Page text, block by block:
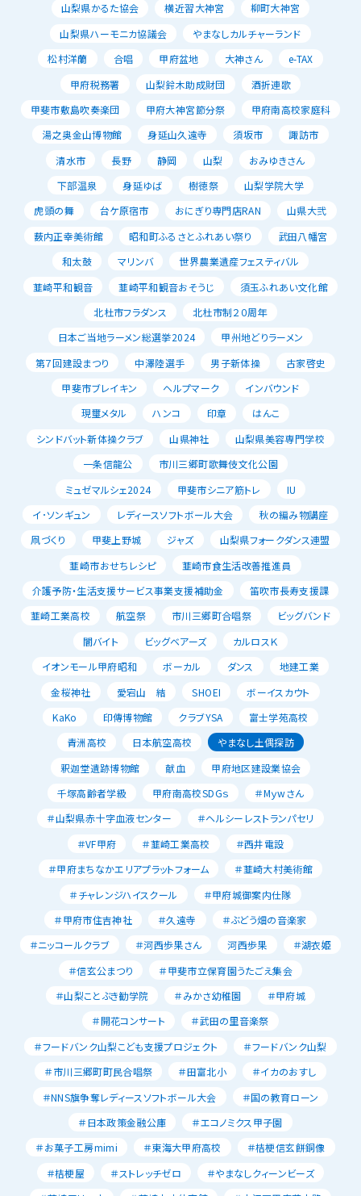
山梨県かるた協会
横近習大神宮
柳町大神宮
山梨県ハーモニカ協議会
やまなしカルチャーランド
松村洋蘭
合唱 甲府盆地 大神さん
e-TAX
甲府税務署
山梨鈴木助成財団
酒折連歌
甲斐市敷島吹奏楽団
甲府大神宮節分祭
甲府南高校家庭科
湯之奥金山博物館
身延山久遠寺 須坂市
諏訪市
清水市
長野 静岡 山梨
おみゆきさん
下部温泉
身延ゆば 樹徳祭
山梨学院大学
虎頭の舞
台ケ原宿市 おにぎり専門店RAN
山県大弐
薮内正幸美術館
昭和町ふるさとふれあい祭り
武田八幡宮
和太鼓
マリンバ
世界農業遺産フェスティバル
韮崎平和観音
韮崎平和観音おそうじ
須玉ふれあい文化館
北杜市フラダンス
北杜市制２０周年
日本ご当地ラーメン総選挙2024
甲州地どりラーメン
第７回建設まつり
中澤陸選手 男子新体操
古家啓史
甲斐市ブレイキン
ヘルプマーク
インバウンド
現璽メタル
ハンコ 印章
はんこ
シンドバット新体操クラブ
山県神社
山梨県美容専門学校
一条信龍公
市川三郷町歌舞伎文化公園
ミュゼマルシェ2024
甲斐市シニア筋トレ
IU
イ･ソンギュン
レディースソフトボール大会
秋の編み物講座
凧づくり
甲斐上野城 ジャズ
山梨県フォークダンス連盟
韮崎市おせちレシピ
韮崎市食生活改善推進員
介護予防・生活支援サービス事業支援補助金
笛吹市長寿支援課
韮崎工業高校
航空祭 市川三郷町合唱祭
ビッグバンド
闇バイト
ビッグベアーズ
カルロスＫ
イオンモール甲府昭和
ボーカル ダンス
地建工業
金桜神社
愛宕山 結 SHOEI
ボーイスカウト
KaKo
印傳博物館 クラブYSA
富士学苑高校
青洲高校
日本航空高校
やまなし土偶探訪
釈迦堂遺跡博物館
献血
甲府地区建設業協会
千塚高齢者学級
甲府南高校SDGｓ
＃Mｙwさん
＃山梨県赤十字血液センター
＃ヘルシーレストランパセリ
＃VF甲府
＃韮崎工業高校
＃西井電設
＃甲府まちなかエリアプラットフォーム
＃韮崎大村美術館
＃チャレンジハイスクール
＃甲府城御案内仕隊
＃甲府市住吉神社
＃久遠寺
＃ぶどう畑の音楽家
＃ニッコールクラブ
＃河西歩果さん 河西歩果
＃湖衣姫
＃信玄公まつり
＃甲斐市立保育園うたごえ集会
＃山梨ことぶき勧学院
＃みかさ幼稚園
＃甲府城
＃開花コンサート
＃武田の里音楽祭
＃フードバンク山梨こども支援プロジェクト
＃フードバンク山梨
＃市川三郷町町民合唱祭
＃田富北小
＃イカのおすし
＃NNS旗争奪レディースソフトボール大会
＃国の教育ローン
＃日本政策金融公庫
＃エコノミクス甲子園
＃お菓子工房mimi
＃東海大甲府高校
＃桔梗信玄餅銅像
＃桔梗屋
＃ストレッチゼロ
＃やまなしクィーンビーズ